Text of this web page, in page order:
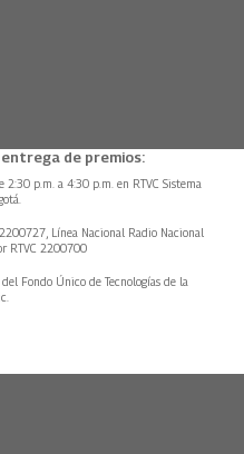
de premios:
2:30 p.m. a 4:30 p.m. en RTVC Sistema
Línea Nacional Radio Nacional
RTVC 2200700
Fondo Único de Tecnologías de la